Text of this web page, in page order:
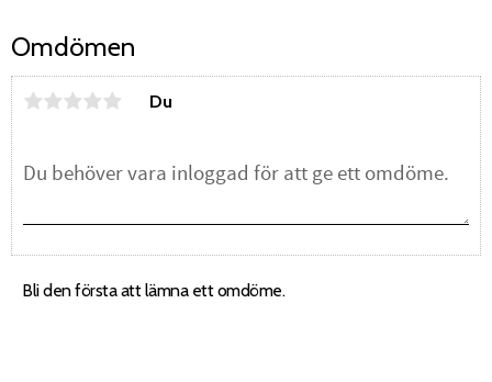
Omdömen
Du
Bli den första att lämna ett omdöme.